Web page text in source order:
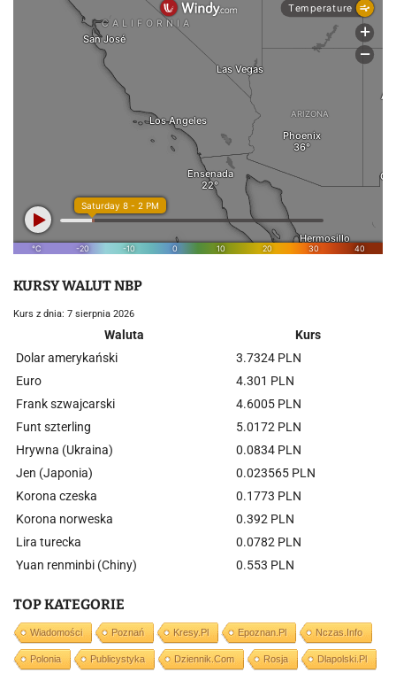
KURSY WALUT NBP
Kurs z dnia: 7 sierpnia 2026
Waluta
Kurs
Dolar amerykański
3.7324 PLN
Euro
4.301 PLN
Frank szwajcarski
4.6005 PLN
Funt szterling
5.0172 PLN
Hrywna (Ukraina)
0.0834 PLN
Jen (Japonia)
0.023565 PLN
Korona czeska
0.1773 PLN
Korona norweska
0.392 PLN
Lira turecka
0.0782 PLN
Yuan renminbi (Chiny)
0.553 PLN
TOP KATEGORIE
Wiadomości Poznań Kresy.pl Epoznan.pl Nczas.info
Polonia Publicystyka Dziennik.com Rosja Dlapolski.pl